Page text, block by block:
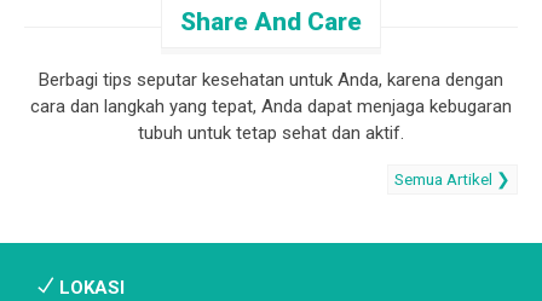
Share And Care
Berbagi tips seputar kesehatan untuk Anda, karena dengan
cara dan langkah yang tepat, Anda dapat menjaga kebugaran
tubuh untuk tetap sehat dan aktif.
Semua Artikel ❯
LOKASI